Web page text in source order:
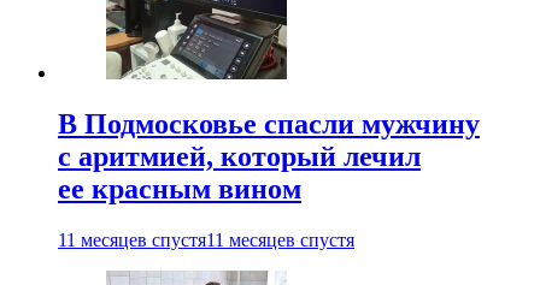
В Подмосковье спасли мужчину
с аритмией, который лечил
ее красным вином
11 месяцев спустя11 месяцев спустя